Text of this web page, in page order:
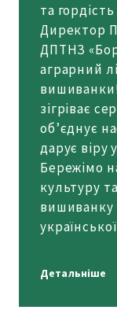
та
Директор
ДПТНЗ
аграрний
зігріває
об’єднує
дарує віру
Бережімо
культуру
Детальніше